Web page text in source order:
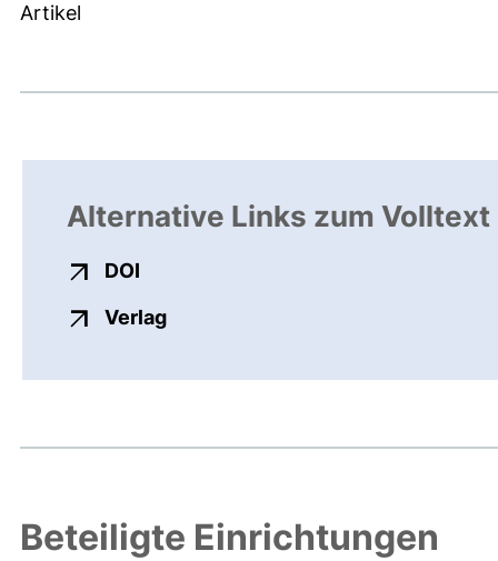
Artikel
Alternative Links zum Volltext
DOI
Verlagexterner Link, öffnet neues
Beteiligte Einrichtungen